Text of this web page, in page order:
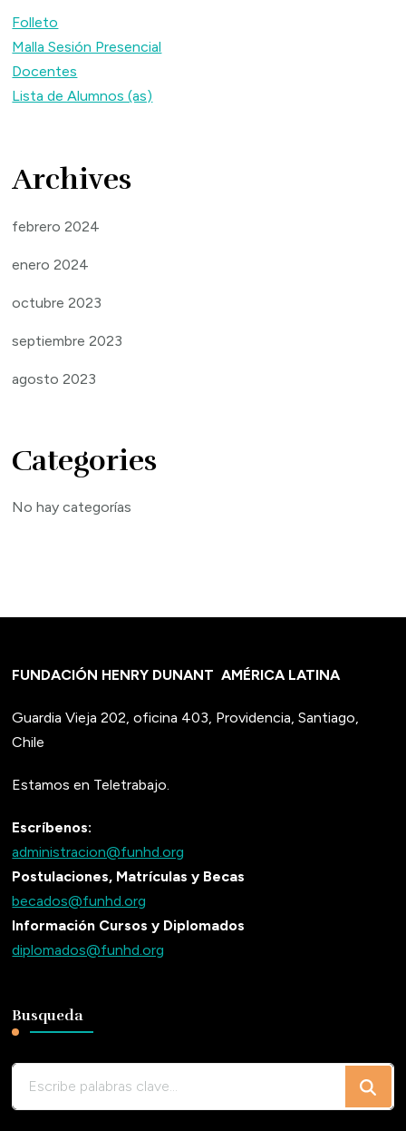
Folleto
Malla Sesión Presencial
Docentes
Lista de Alumnos (as)
Archives
febrero 2024
enero 2024
octubre 2023
septiembre 2023
agosto 2023
Categories
No hay categorías
FUNDACIÓN HENRY DUNANTAMÉRICA LATINA
Guardia Vieja 202, oficina 403, Providencia, Santiago,
Chile
Estamos en Teletrabajo.
Escríbenos:
administracion@funhd.org
Postulaciones, Matrículas y Becas
becados@funhd.org
Información Cursos y Diplomados
diplomados@funhd.org
Busqueda